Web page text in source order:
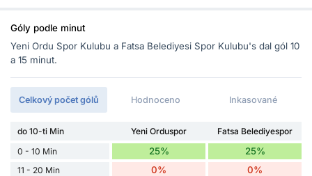
Góly podle minut
Yeni Ordu Spor Kulubu a Fatsa Belediyesi Spor Kulubu's dal gól 10
a 15 minut.
Celkový počet gólů Hodnoceno Inkasované
do 10-ti Min Yeni Orduspor
Fatsa Belediyespor
0 - 10 Min
25% 25%
11 - 20 Min 0% 0%